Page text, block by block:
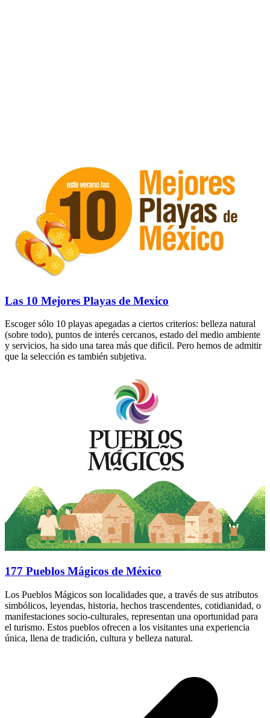
Las 10 Mejores Playas de Mexico
Escoger sólo 10 playas apegadas a ciertos criterios: belleza natural
(sobre todo), puntos de interés cercanos, estado del medio ambiente
y servicios, ha sido una tarea más que dificil. Pero hemos de admitir
que la selección es también subjetiva.
177 Pueblos Mágicos de México
Los Pueblos Mágicos son localidades que, a través de sus atributos
simbólicos, leyendas, historia, hechos trascendentes, cotidianidad, o
manifestaciones socio-culturales, representan una oportunidad para
el turismo. Estos pueblos ofrecen a los visitantes una experiencia
única, llena de tradición, cultura y belleza natural.